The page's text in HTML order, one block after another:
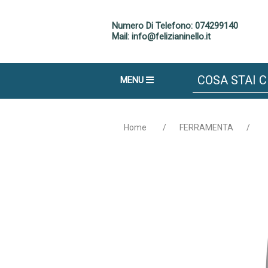
Numero Di Telefono: 074299140
Mail: info@felizianinello.it
MENU
Home / FERRAMENTA /